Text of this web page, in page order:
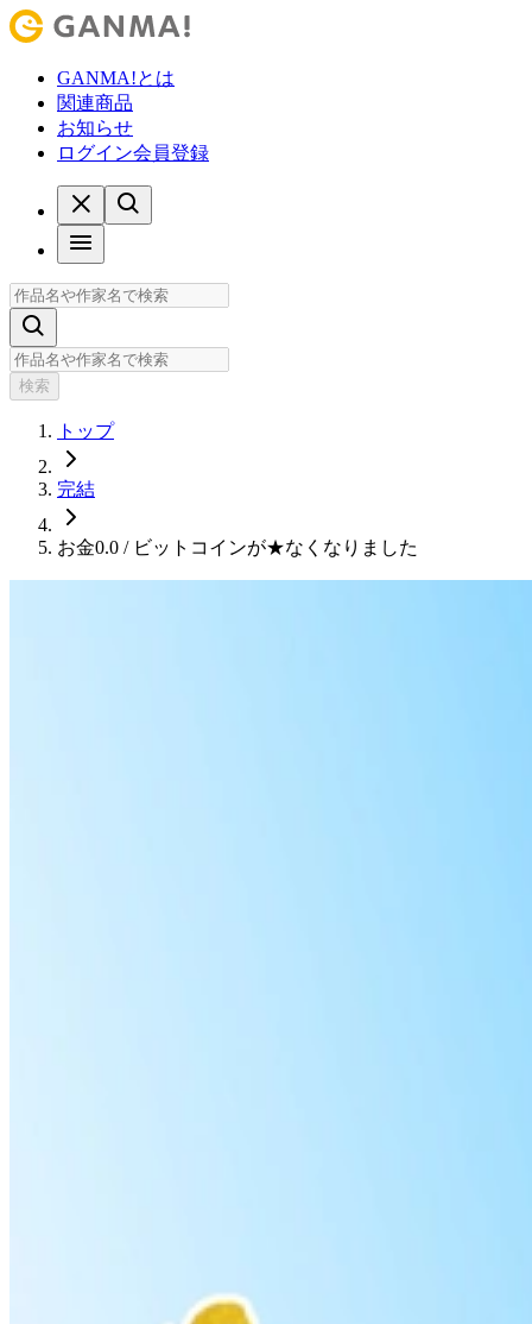
GANMA!とは
関連商品
お知らせ
ログイン会員登録
検索
トップ
完結
お金0.0 / ビットコインが★なくなりました